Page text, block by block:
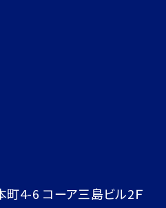
4-6 コーア三島ビル2Ｆ